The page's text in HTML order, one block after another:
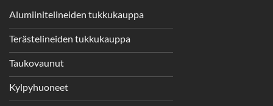
Alumiinitelineiden tukkukauppa
Terästelineiden tukkukauppa
Taukovaunut
Kylpyhuoneet